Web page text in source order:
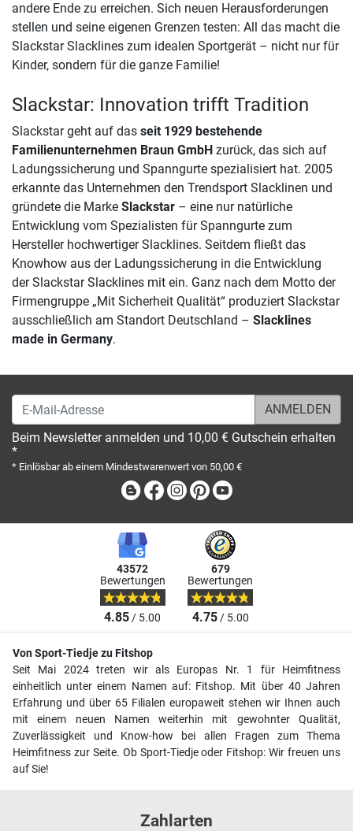
andere Ende zu erreichen. Sich neuen Herausforderungen
stellen und seine eigenen Grenzen testen: All das macht die
Slackstar Slacklines zum idealen Sportgerät – nicht nur für
Kinder, sondern für die ganze Familie!
Slackstar: Innovation trifft Tradition
Slackstar geht auf das seit 1929 bestehende
Familienunternehmen Braun GmbH zurück, das sich auf
Ladungssicherung und Spanngurte spezialisiert hat. 2005
erkannte das Unternehmen den Trendsport Slacklinen und
gründete die Marke Slackstar – eine nur natürliche
Entwicklung vom Spezialisten für Spanngurte zum
Hersteller hochwertiger Slacklines. Seitdem fließt das
Knowhow aus der Ladungssicherung in die Entwicklung
der Slackstar Slacklines mit ein. Ganz nach dem Motto der
Firmengruppe „Mit Sicherheit Qualität“ produziert Slackstar
ausschließlich am Standort Deutschland – Slacklines
made in Germany.
E-Mail-Adresse
Beim Newsletter anmelden und 10,00 € Gutschein erhalten
*
* Einlösbar ab einem Mindestwarenwert von 50,00 €
BlogFacebook
Instagram
Pinterest
43572
Bewertungen
4.85/ 5.00
679
Bewertungen
4.75/ 5.00
Von Sport-Tiedje zu Fitshop
Seit Mai 2024 treten wir als Europas Nr. 1 für Heimfitness
einheitlich unter einem Namen auf: Fitshop. Mit über 40 Jahren
Erfahrung und über 65 Filialen europaweit stehen wir Ihnen auch
mit einem neuen Namen weiterhin mit gewohnter Qualität,
Zuverlässigkeit und Know-how bei allen Fragen zum Thema
Heimfitness zur Seite. Ob Sport-Tiedje oder Fitshop: Wir freuen uns
auf Sie!
Zahlarten